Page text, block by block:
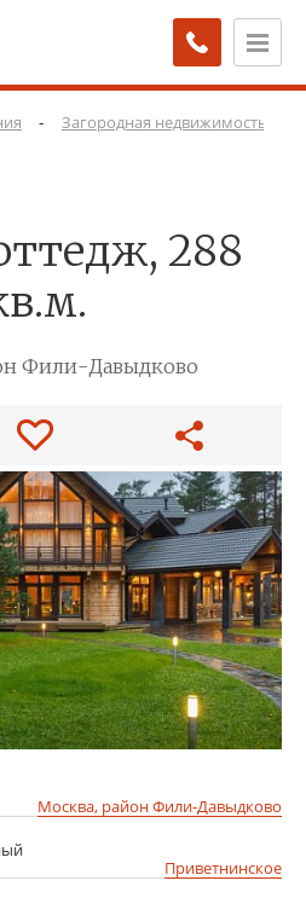
- Загородная недвижимость
288
Фили-Давыдково
Москва, район Фили-Давыдково
Приветнинское